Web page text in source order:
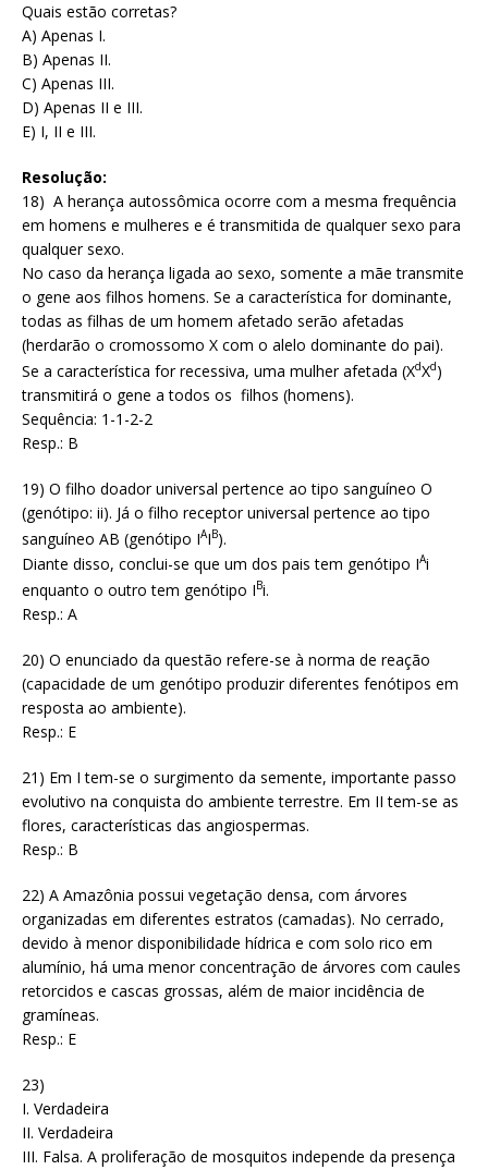
Quais estão corretas?
A) Apenas I.
B) Apenas II.
C) Apenas III.
D) Apenas II e III.
E) I, II e III.
Resolução:
18) A herança autossômica ocorre com a mesma frequência
em homens e mulheres e é transmitida de qualquer sexo para
qualquer sexo.
No caso da herança ligada ao sexo, somente a mãe transmite
o gene aos filhos homens. Se a característica for dominante,
todas as filhas de um homem afetado serão afetadas
(herdarão o cromossomo X com o alelo dominante do pai).
Se a característica for recessiva, uma mulher afetada (XdXd)
transmitirá o gene a todos os filhos (homens).
Sequência: 1-1-2-2
Resp.: B
19) O filho doador universal pertence ao tipo sanguíneo O
(genótipo: ii). Já o filho receptor universal pertence ao tipo
sanguíneo AB (genótipo IAIB).
Diante disso, conclui-se que um dos pais tem genótipo IAi
enquanto o outro tem genótipo IBi.
Resp.: A
20) O enunciado da questão refere-se à norma de reação
(capacidade de um genótipo produzir diferentes fenótipos em
resposta ao ambiente).
Resp.: E
21) Em I tem-se o surgimento da semente, importante passo
evolutivo na conquista do ambiente terrestre. Em II tem-se as
flores, características das angiospermas.
Resp.: B
22) A Amazônia possui vegetação densa, com árvores
organizadas em diferentes estratos (camadas). No cerrado,
devido à menor disponibilidade hídrica e com solo rico em
alumínio, há uma menor concentração de árvores com caules
retorcidos e cascas grossas, além de maior incidência de
gramíneas.
Resp.: E
23)
I. Verdadeira
II. Verdadeira
III. Falsa. A proliferação de mosquitos independe da presença